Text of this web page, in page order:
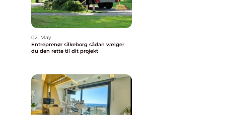
02. May
Entreprenør silkeborg sådan vælger
du den rette til dit projekt